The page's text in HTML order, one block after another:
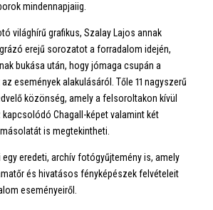
mindennapjaiig.
világhírű grafikus, Szalay Lajos annak
erejű sorozatot a forradalom idején,
bukása után, hogy jómaga csupán a
események alakulásáról. Tőle 11 nagyszerű
közönség, amely a felsoroltakon kívül
kapcsolódó Chagall-képet valamint két
is megtekintheti.
eredeti, archív fotógyűjtemény is, amely
és hivatásos fényképészek felvételeit
eseményeiről.